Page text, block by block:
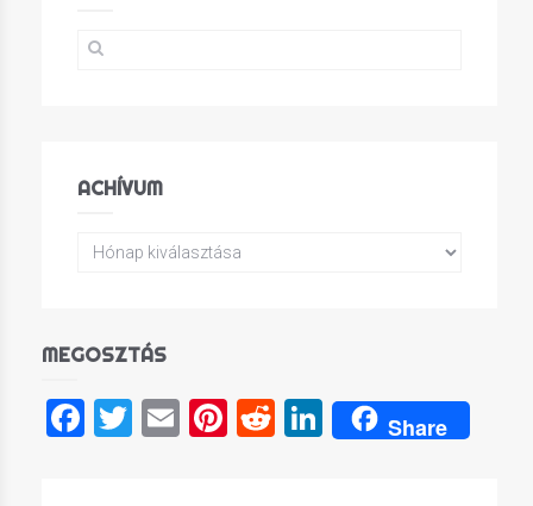
ACHÍVUM
MEGOSZTÁS
Facebook
Twitter
EmailPinterest
RedditLinkedIn
Share